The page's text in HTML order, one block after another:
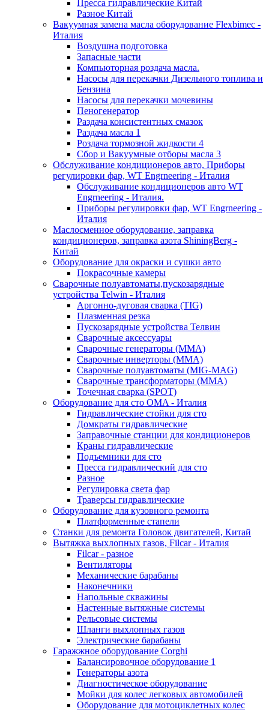
Пресса гидравлические Китай
Разное Китай
Вакуумная замена масла оборудование Flexbimeс -
Италия
Воздушна подготовка
Запасные части
Компьюторная роздача масла.
Насосы для перекачки Дизельного топлива и
Бензина
Насосы для перекачки мочевины
Пеногенератор
Раздача консистентных смазок
Раздача масла 1
Роздача тормозной жидкости 4
Сбор и Вакуумные отборы масла 3
Обслуживание кондиционеров авто, Приборы
регулировки фар, WT Engrneering - Италия
Обслуживание кондиционеров авто WT
Engrneering - Италия.
Приборы регулировки фар, WT Engrneering -
Италия
Маслосменное оборудование, заправка
кондиционеров, заправка азота ShiningBerg -
Китай
Оборудование для окраски и сушки авто
Покрасочные камеры
Сварочные полуавтоматы,пускозарядные
устройства Telwin - Италия
Аргонно-дуговая сварка (TIG)
Плазменная резка
Пускозарядные устройства Телвин
Сварочные аксессуары
Сварочные генераторы (MMA)
Сварочные инверторы (MMA)
Сварочные полуавтоматы (MIG-MAG)
Сварочные трансформаторы (MMA)
Точечная сварка (SPOT)
Оборудование для сто OMA - Италия
Гидравлические стойки для сто
Домкраты гидравлические
Заправочные станции для кондиционеров
Краны гидравлические
Подъемники для сто
Пресса гидравлический для сто
Разное
Регулировка света фар
Траверсы гидравлические
Оборудование для кузовного ремонта
Платформенные стапели
Станки для ремонта Головок двигателей, Китай
Вытяжка выхлопных газов, Filcar - Италия
Filcar - разное
Вентиляторы
Механические барабаны
Наконечники
Напольные скважины
Настенные вытяжные системы
Рельсовые системы
Шланги выхлопных газов
Электрические барабаны
Гаражжное оборудование Corghi
Балансировочное оборудование 1
Генераторы азота
Диагностическое оборудование
Мойки для колес легковых автомобилей
Оборудование для мотоциклетных колес